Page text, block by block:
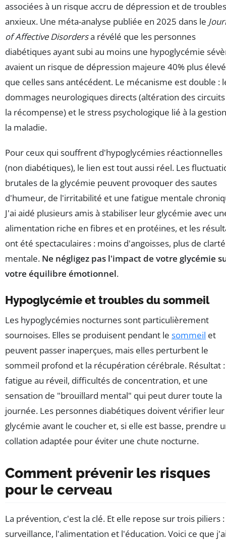
associées à un risque accru de dépression et de troubles
anxieux. Une méta-analyse publiée en 2025 dans le
of Affective Disordersa révélé que les personnes
diabétiques ayant subi au moins une hypoglycémie
avaient un risque de dépression majeure 40% plus élevé
que celles sans antécédent. Le mécanisme est double :
dommages neurologiques directs (altération des
la récompense) et le stress psychologique lié à la
la maladie.
Pour ceux qui souffrent d'hypoglycémies réactionnelles
(non diabétiques), le lien est tout aussi réel. Les
brutales de la glycémie peuvent provoquer des sautes
d'humeur, de l'irritabilité et une fatigue mentale
J'ai aidé plusieurs amis à stabiliser leur glycémie avec
alimentation riche en fibres et en protéines, et les
ont été spectaculaires : moins d'angoisses, plus de clarté
mentale. Ne négligez pas l'impact de votre glycémie
votre équilibre émotionnel.
Hypoglycémie et troubles du sommeil
Les hypoglycémies nocturnes sont particulièrement
sournoises. Elles se produisent pendant le sommeil et
peuvent passer inaperçues, mais elles perturbent le
sommeil profond et la récupération cérébrale. Résultat :
fatigue au réveil, difficultés de concentration, et une
sensation de "brouillard mental" qui peut durer toute la
journée. Les personnes diabétiques doivent vérifier leur
glycémie avant le coucher et, si elle est basse, prendre
collation adaptée pour éviter une chute nocturne.
Comment prévenir les risques
pour le cerveau
La prévention, c'est la clé. Et elle repose sur trois piliers :
surveillance, l'alimentation et l'éducation. Voici ce que